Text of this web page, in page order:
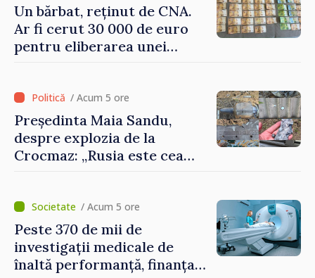
Un bărbat, reținut de CNA.
Ar fi cerut 30 000 de euro
pentru eliberarea unei
/ Acum 5 ore
Președinta Maia Sandu,
despre explozia de la
Crocmaz: „Rusia este cea
poartă întreaga vină pentru
pericolul adus la casele
oamenilor noștri”
/ Acum 5 ore
Peste 370 de mii de
investigații medicale de
înaltă performanță, finanțate